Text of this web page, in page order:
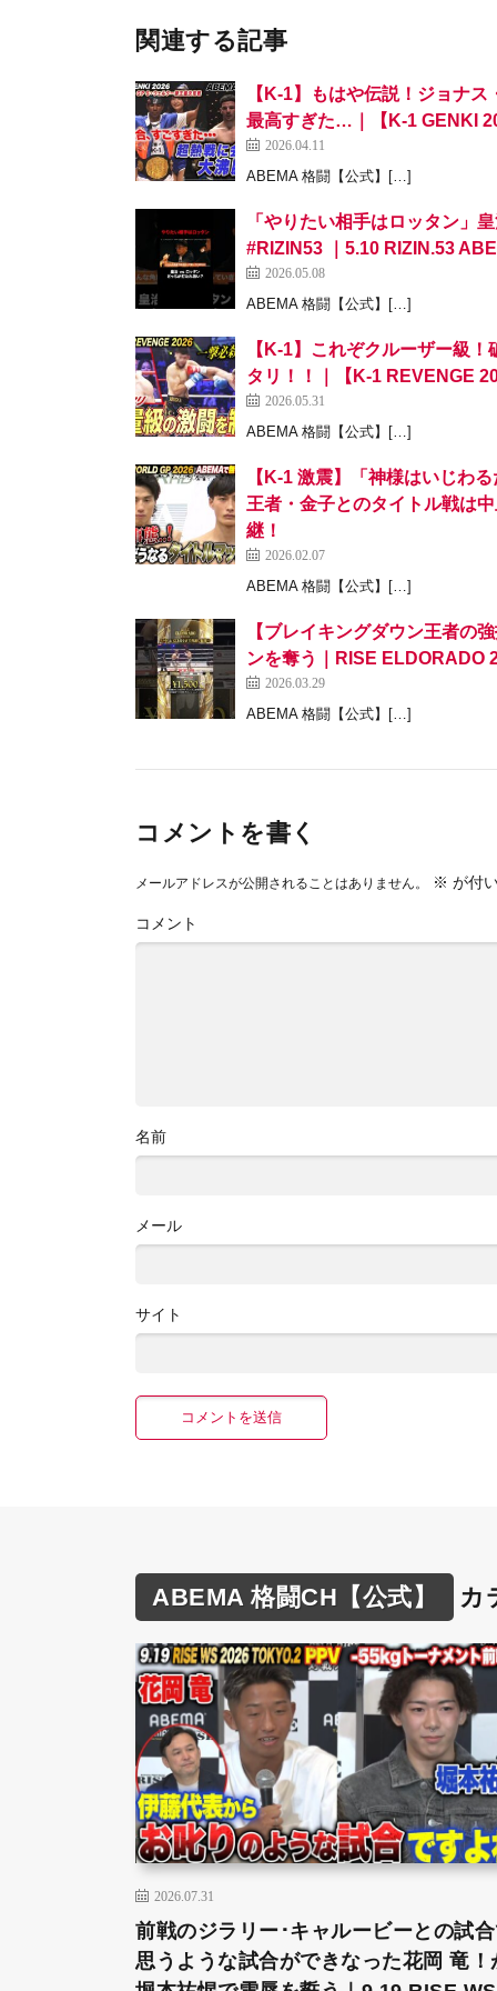
関連する記事
【K-1】もはや伝説！ジョナ
最高すぎた…｜【K-1 GENKI
2026.04.11
ABEMA 格闘【公式】[…]
「やりたい相手はロッタン」
#RIZIN53 ｜5.10 RIZIN.53
2026.05.08
ABEMA 格闘【公式】[…]
【K-1】これぞクルーザー級
タリ！！｜【K-1 REVENGE
2026.05.31
ABEMA 格闘【公式】[…]
【K-1 激震】「神様はいじわ
王者・金子とのタイトル戦は
継！
2026.02.07
ABEMA 格闘【公式】[…]
【ブレイキングダウン王者の
ンを奪う｜RISE ELDORADO
2026.03.29
ABEMA 格闘【公式】[…]
コメントを書く
メールアドレスが公開されることはありません。 ※ が付
コメント
名前
メール
サイト
ABEMA 格闘CH【公式】 カ
2026.07.31
前戦のジラリー･キャルービーとの試
思うような試合ができなった花岡 竜！